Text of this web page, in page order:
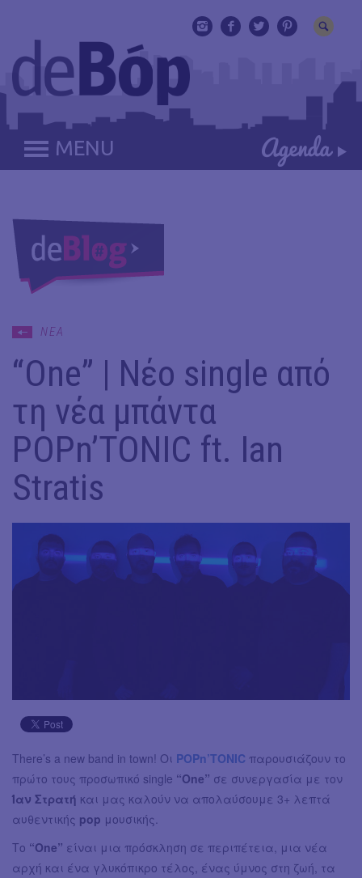
MENU
ΝΕΑ
“One” | Νέο single από
τη νέα μπάντα
POPn’TONIC ft. Ian
Stratis
There’s a new band in town! Οι POPn’TONIC παρουσιάζουν το
πρώτο τους προσωπικό single “One” σε συνεργασία με τον
Ίαν Στρατή και μας καλούν να απολαύσουμε 3+ λεπτά
αυθεντικής pop μουσικής.
Το “One” είναι μια πρόσκληση σε περιπέτεια, μια νέα
αρχή και ένα γλυκόπικρο τέλος, ένας ύμνος στη ζωή, τα